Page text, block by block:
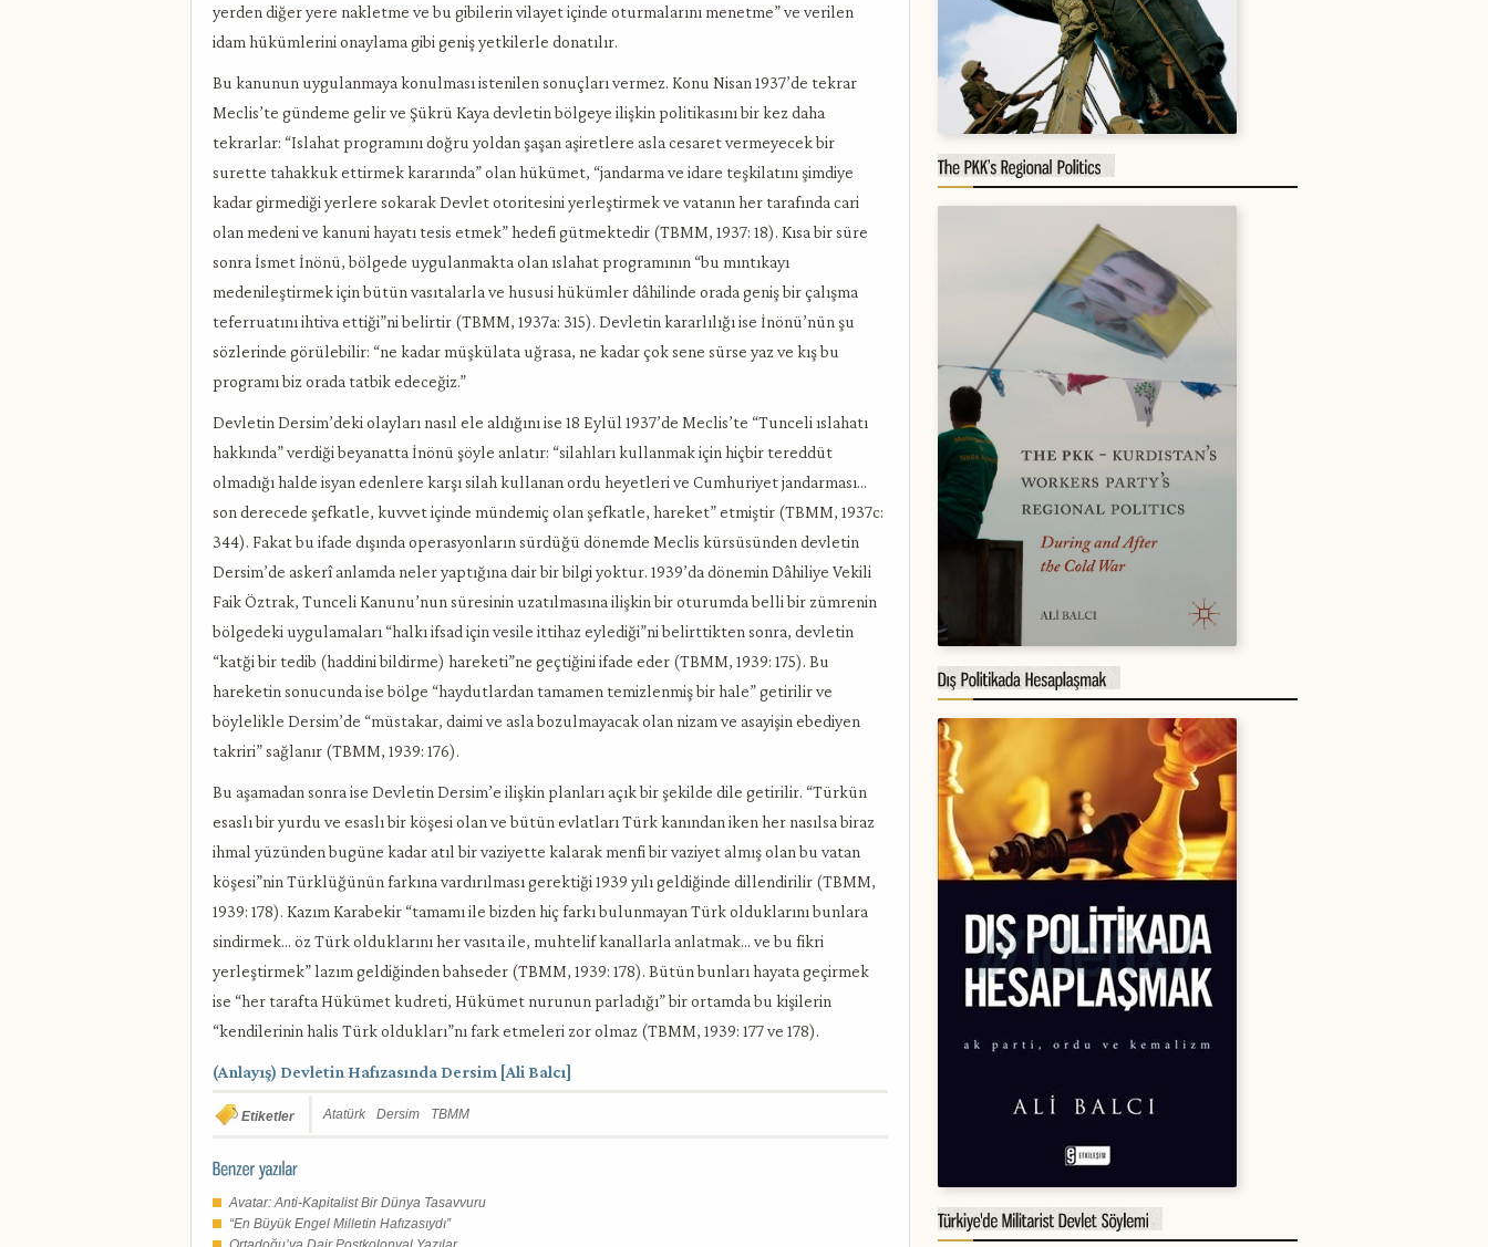
yerden diğer yere nakletme ve bu gibilerin vilayet içinde oturmalarını menetme” ve verilen
idam hükümlerini onaylama gibi geniş yetkilerle donatılır.
Bu kanunun uygulanmaya konulması istenilen sonuçları vermez. Konu Nisan 1937’de tekrar
Meclis’te gündeme gelir ve Şükrü Kaya devletin bölgeye ilişkin politikasını bir kez daha
tekrarlar: “Islahat programını doğru yoldan şaşan aşiretlere asla cesaret vermeyecek bir
surette tahakkuk ettirmek kararında” olan hükümet, “jandarma ve idare teşkilatını şimdiye
kadar girmediği yerlere sokarak Devlet otoritesini yerleştirmek ve vatanın her tarafında cari
olan medeni ve kanuni hayatı tesis etmek” hedefi gütmektedir (TBMM, 1937: 18). Kısa bir süre
sonra İsmet İnönü, bölgede uygulanmakta olan ıslahat programının “bu mıntıkayı
medenileştirmek için bütün vasıtalarla ve hususi hükümler dâhilinde orada geniş bir çalışma
teferruatını ihtiva ettiği”ni belirtir (TBMM, 1937a: 315). Devletin kararlılığı ise İnönü’nün şu
sözlerinde görülebilir: “ne kadar müşkülata uğrasa, ne kadar çok sene sürse yaz ve kış bu
programı biz orada tatbik edeceğiz.”
Devletin Dersim’deki olayları nasıl ele aldığını ise 18 Eylül 1937’de Meclis’te “Tunceli ıslahatı
hakkında” verdiği beyanatta İnönü şöyle anlatır: “silahları kullanmak için hiçbir tereddüt
olmadığı halde isyan edenlere karşı silah kullanan ordu heyetleri ve Cumhuriyet jandarması…
son derecede şefkatle, kuvvet içinde mündemiç olan şefkatle, hareket” etmiştir (TBMM, 1937c:
344). Fakat bu ifade dışında operasyonların sürdüğü dönemde Meclis kürsüsünden devletin
Dersim’de askerî anlamda neler yaptığına dair bir bilgi yoktur. 1939’da dönemin Dâhiliye Vekili
Faik Öztrak, Tunceli Kanunu’nun süresinin uzatılmasına ilişkin bir oturumda belli bir zümrenin
bölgedeki uygulamaları “halkı ifsad için vesile ittihaz eylediği”ni belirttikten sonra, devletin
“katği bir tedib (haddini bildirme) hareketi”ne geçtiğini ifade eder (TBMM, 1939: 175). Bu
hareketin sonucunda ise bölge “haydutlardan tamamen temizlenmiş bir hale” getirilir ve
böylelikle Dersim’de “müstakar, daimi ve asla bozulmayacak olan nizam ve asayişin ebediyen
takriri” sağlanır (TBMM, 1939: 176).
Bu aşamadan sonra ise Devletin Dersim’e ilişkin planları açık bir şekilde dile getirilir. “Türkün
esaslı bir yurdu ve esaslı bir köşesi olan ve bütün evlatları Türk kanından iken her nasılsa biraz
ihmal yüzünden bugüne kadar atıl bir vaziyette kalarak menfi bir vaziyet almış olan bu vatan
köşesi”nin Türklüğünün farkına vardırılması gerektiği 1939 yılı geldiğinde dillendirilir (TBMM,
1939: 178). Kazım Karabekir “tamamı ile bizden hiç farkı bulunmayan Türk olduklarını bunlara
sindirmek… öz Türk olduklarını her vasıta ile, muhtelif kanallarla anlatmak… ve bu fikri
yerleştirmek” lazım geldiğinden bahseder (TBMM, 1939: 178). Bütün bunları hayata geçirmek
ise “her tarafta Hükümet kudreti, Hükümet nurunun parladığı” bir ortamda bu kişilerin
“kendilerinin halis Türk oldukları”nı fark etmeleri zor olmaz (TBMM, 1939: 177 ve 178).
(Anlayış) Devletin Hafızasında Dersim [Ali Balcı]
Etiketler Atatürk Dersim TBMM
Avatar: Anti-Kapitalist Bir Dünya Tasavvuru
“En Büyük Engel Milletin Hafızasıydı”